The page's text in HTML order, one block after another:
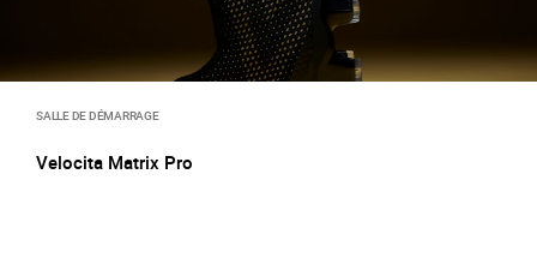
SALLE DE DÉMARRAGE
Velocita Matrix Pro